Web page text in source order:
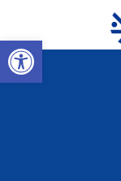
Abrir a barra de